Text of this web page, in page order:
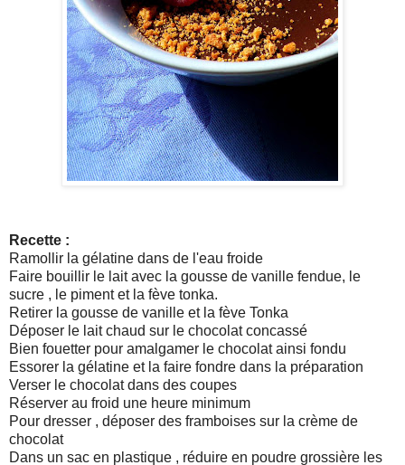
Recette :
Ramollir la gélatine dans de l'eau froide
Faire bouillir le lait avec la gousse de vanille fendue, le
sucre , le piment et la fève tonka.
Retirer la gousse de vanille et la fève Tonka
Déposer le lait chaud sur le chocolat concassé
Bien fouetter pour amalgamer le chocolat ainsi fondu
Essorer la gélatine et la faire fondre dans la préparation
Verser le chocolat dans des coupes
Réserver au froid une heure minimum
Pour dresser , déposer des framboises sur la crème de
chocolat
Dans un sac en plastique , réduire en poudre grossière les